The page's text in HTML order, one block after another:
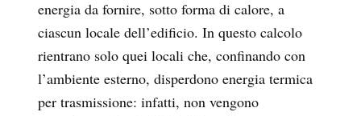
energia da fornire, sotto forma di calore, a
ciascun locale dell’edificio. In questo calcolo
rientrano solo quei locali che, confinando con
l’ambiente esterno, disperdono energia termica
per trasmissione: infatti, non vengono